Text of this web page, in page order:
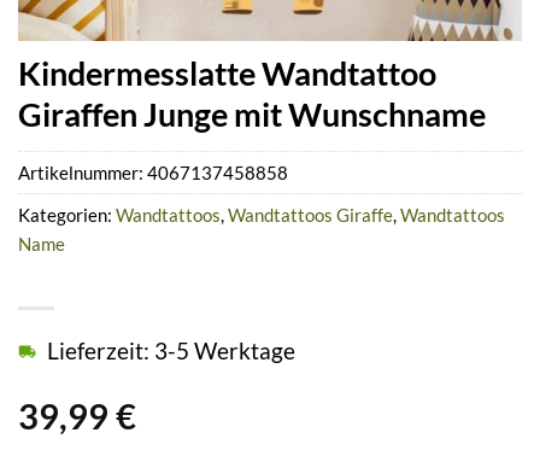
Kindermesslatte Wandtattoo
Giraffen Junge mit Wunschname
39,99 €
Lieferzeit: 3-5 Werktage
Artikelnummer: 4067137458858
Kategorien: Wandtattoos,Wandtattoos Giraffe,Wandtattoos
Name